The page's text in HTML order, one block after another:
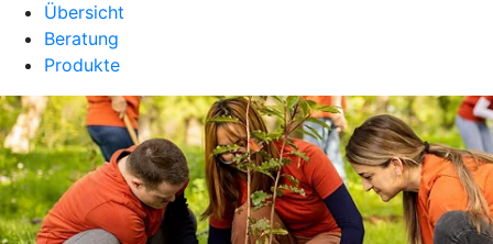
Übersicht
Beratung
Produkte